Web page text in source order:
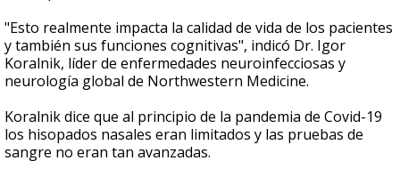
"Esto realmente impacta la calidad de vida de los pacientes
y también sus funciones cognitivas", indicó Dr. Igor
Koralnik, líder de enfermedades neuroinfecciosas y
neurología global de Northwestern Medicine.
Koralnik dice que al principio de la pandemia de Covid-19
los hisopados nasales eran limitados y las pruebas de
sangre no eran tan avanzadas.